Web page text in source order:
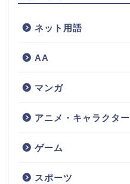
ネット用語
AA
マンガ
アニメ・キャラクター
ゲーム
スポーツ